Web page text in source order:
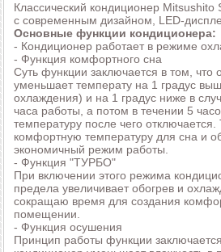
Классический кондиционер Mitsushito
с современным дизайном, LED-
Основные функции кондиционера:
- Кондиционер работает в режиме
- Функция комфортного сна
Суть функции заключается в том, что
уменьшает температу на 1 градус
охлаждения) и на 1 градус ниже в
часа работы, а потом в течении 5
температуру после чего
комфортную температуру для сна и
экономичный режим работы.
- Функция "ТУРБО"
При включении этого режима
предела увеличивает обогрев и
сокращаю время для создания
помещении.
- Функция осушения
Принцип работы функции